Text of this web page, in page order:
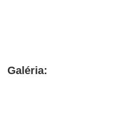
Galéria: